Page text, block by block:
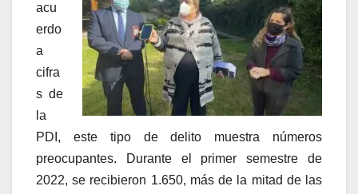
acu
erdo
a
cifra
s de
la
PDI, este tipo de delito muestra números
preocupantes. Durante el primer semestre de
2022, se recibieron 1.650, más de la mitad de las